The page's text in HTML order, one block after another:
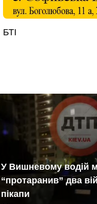
БТІ
У Вишневому водій
“протаранив” два
пікапи